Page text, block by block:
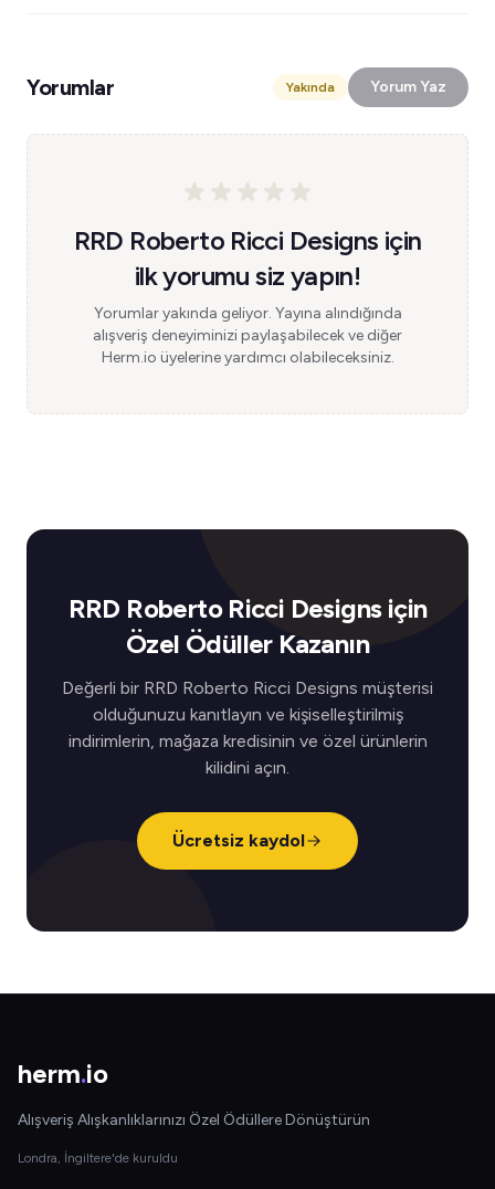
Yorumlar Yakında Yorum Yaz
RRD Roberto Ricci Designs için
ilk yorumu siz yapın!
Yorumlar yakında geliyor. Yayına alındığında
alışveriş deneyiminizi paylaşabilecek ve diğer
Herm.io üyelerine yardımcı olabileceksiniz.
RRD Roberto Ricci Designs için
Özel Ödüller Kazanın
Değerli bir RRD Roberto Ricci Designs müşterisi
olduğunuzu kanıtlayın ve kişiselleştirilmiş
indirimlerin, mağaza kredisinin ve özel ürünlerin
kilidini açın.
Ücretsiz kaydol
herm.io
Alışveriş Alışkanlıklarınızı Özel Ödüllere Dönüştürün
Londra, İngiltere'de kuruldu